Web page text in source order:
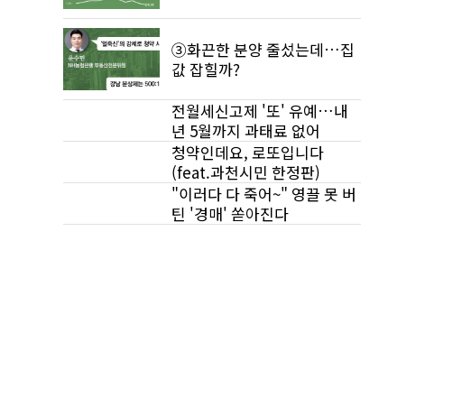
③화끈한 분양 줄섰는데…집
값 잡힐까?
전월세신고제 '또' 유예…내
년 5월까지 과태료 없어
청약인데요, 로또입니다
(feat.과천시민 한정판)
"이러다 다 죽어~" 영끌 못 버
틴 '경매' 쏟아진다